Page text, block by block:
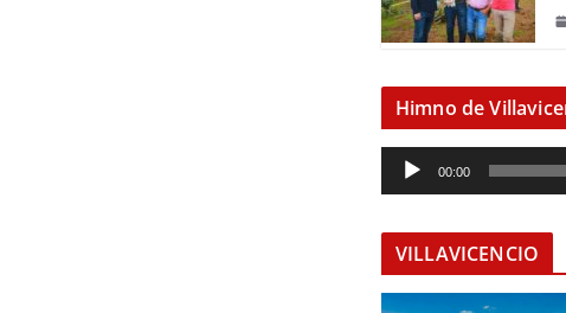
Himno de
e
o
00:00
VILLAVICENCIO